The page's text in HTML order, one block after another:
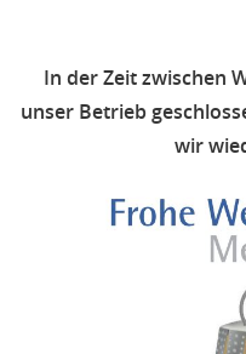
In der Zeit zwischen
unser Betrieb
wir